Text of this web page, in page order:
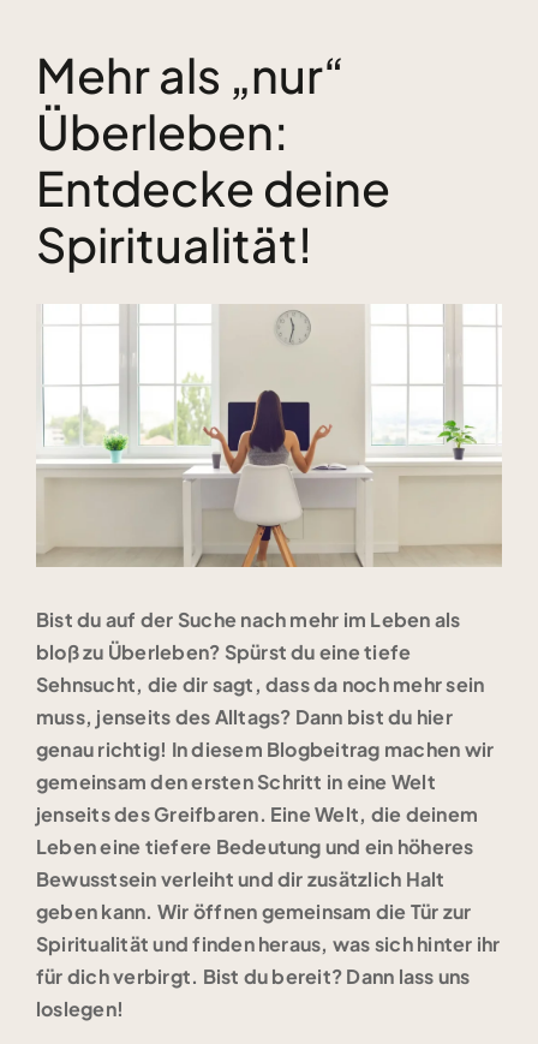
Kundenstimmen
Bücher
Mehr als „nur“
Überleben:
Entdecke deine
Spiritualität!
Zeige
Bild
Bist du auf der Suche nach mehr im Leben als
bloß zu Überleben? Spürst du eine tiefe
Sehnsucht, die dir sagt, dass da noch mehr sein
muss, jenseits des Alltags? Dann bist du hier
genau richtig! In diesem Blogbeitrag machen wir
gemeinsam den ersten Schritt in eine Welt
jenseits des Greifbaren. Eine Welt, die deinem
Leben eine tiefere Bedeutung und ein höheres
Bewusstsein verleiht und dir zusätzlich Halt
geben kann. Wir öffnen gemeinsam die Tür zur
Spiritualität und finden heraus, was sich hinter ihr
für dich verbirgt. Bist du bereit? Dann lass uns
loslegen!